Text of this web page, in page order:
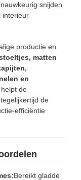
snijden
interieur
productie en
matten
en
helpt de
de
efficiëntie
Bereikt gladde